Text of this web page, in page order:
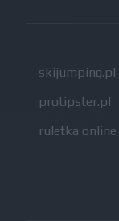
skijumping.pl
protipster.pl
ruletka online